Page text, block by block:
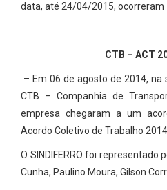
data, até 24/04/2015, ocorreram
CTB – ACT
– Em 06 de agosto de 2014, na
CTB – Companhia de
empresa chegaram a um
Acordo Coletivo de Trabalho
O SINDIFERRO foi representado
Cunha, Paulino Moura, Gilson